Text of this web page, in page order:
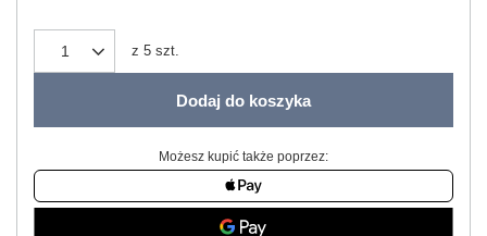
z 5 szt.
Dodaj do koszyka
Możesz kupić także poprzez: